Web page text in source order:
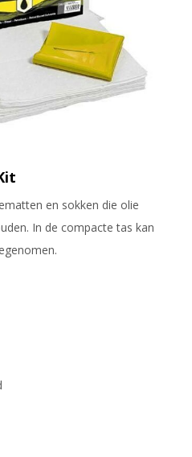
en sokken die olie
In de compacte tas kan